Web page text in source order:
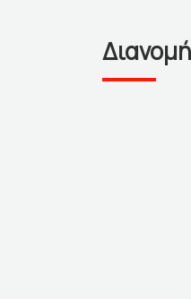
Διανομή